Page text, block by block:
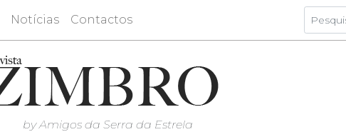
Notícias Contactos
by Amigos da Serra da Estrela